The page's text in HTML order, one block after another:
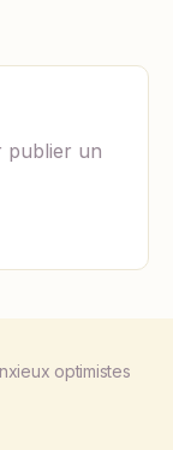
publier un
optimistes